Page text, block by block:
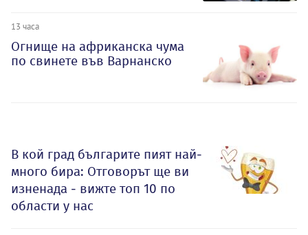
13 часа
Огнище на африканска чума
по свинете във Варнанско
В кой град българите пият най-
много бира: Отговорът ще ви
изненада - вижте топ 10 по
области у нас